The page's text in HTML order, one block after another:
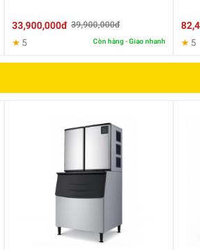
33,900,000đ 39,900,000đ
★ 5 Còn hàng - Giao nhanh ★ 5